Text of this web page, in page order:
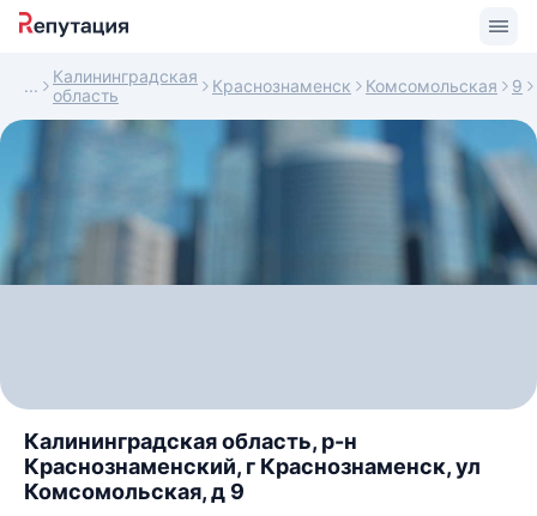
Калининградская
область
Краснознаменск Комсомольская 9
Калининградская область, р-н
Краснознаменский, г Краснознаменск, ул
Комсомольская, д 9